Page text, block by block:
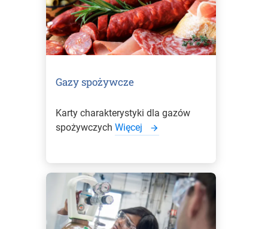
Gazy spożywcze
Karty charakterystyki dla gazów
spożywczych Więcej